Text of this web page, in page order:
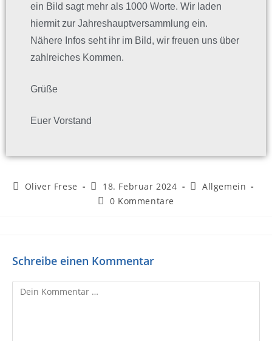
ein Bild sagt mehr als 1000 Worte. Wir laden
hiermit zur Jahreshauptversammlung ein.
Nähere Infos seht ihr im Bild, wir freuen uns über
zahlreiches Kommen.
Grüße
Euer Vorstand
Oliver Frese 18. Februar 2024
Allgemein
0 Kommentare
Schreibe einen Kommentar